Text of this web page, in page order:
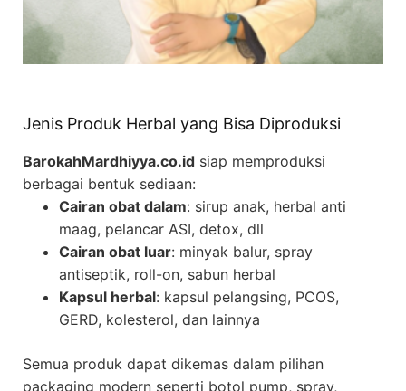
Jenis Produk Herbal yang Bisa Diproduksi
BarokahMardhiyya.co.id siap memproduksi
berbagai bentuk sediaan:
Cairan obat dalam: sirup anak, herbal anti
maag, pelancar ASI, detox, dll
Cairan obat luar: minyak balur, spray
antiseptik, roll-on, sabun herbal
Kapsul herbal: kapsul pelangsing, PCOS,
GERD, kolesterol, dan lainnya
Semua produk dapat dikemas dalam pilihan
packaging modern seperti botol pump, spray,